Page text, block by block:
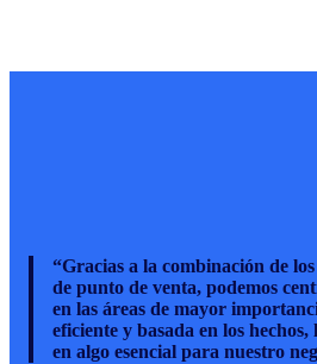
“Gracias a la combinación de
de punto de venta, podemos
en las áreas de mayor
eficiente y basada en los
en algo esencial para nuestro